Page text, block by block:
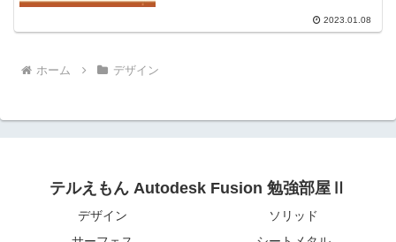
2023.01.08
ホーム デザイン
テルえもん Autodesk Fusion 勉強部屋Ⅱ
デザイン
ソリッド